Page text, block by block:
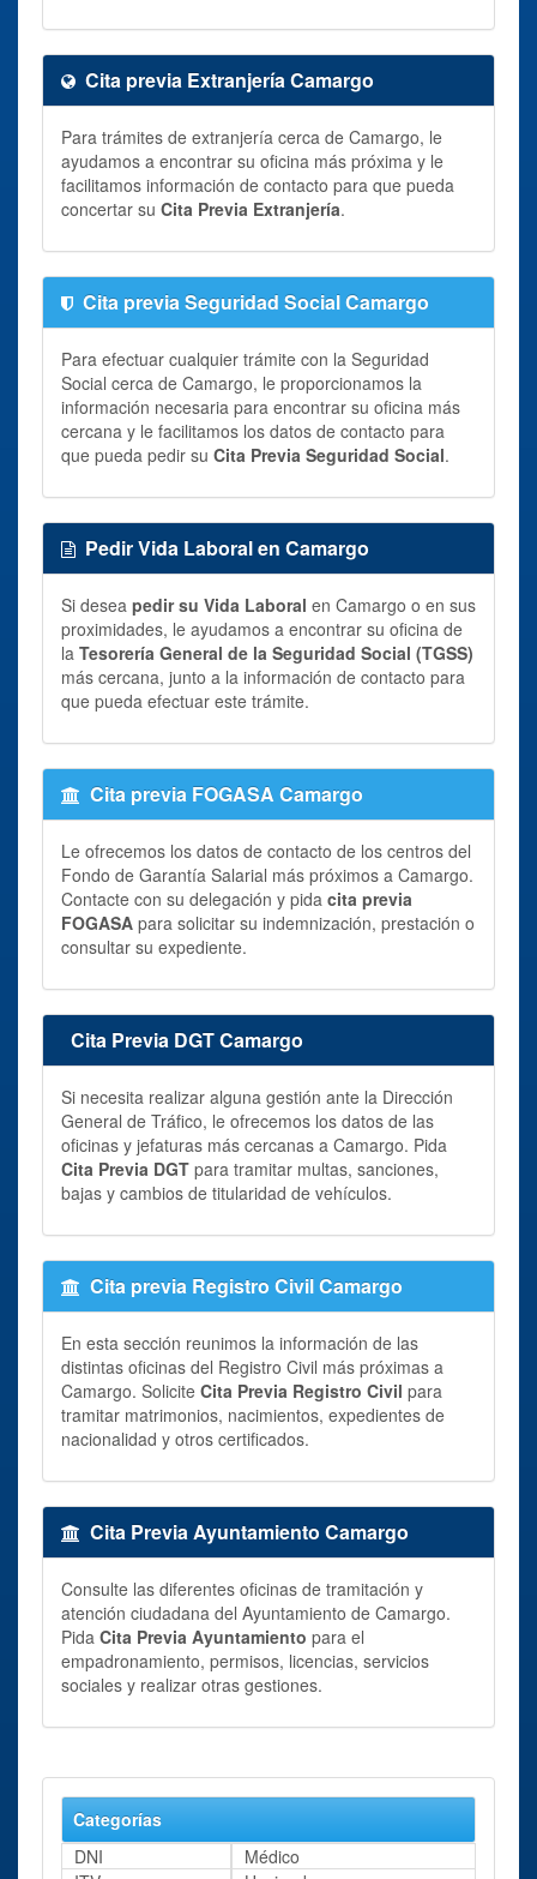
Cita previa Extranjería Camargo
Para trámites de extranjería cerca de Camargo, le
ayudamos a encontrar su oficina más próxima y le
facilitamos información de contacto para que pueda
concertar su Cita Previa Extranjería.
Cita previa Seguridad Social Camargo
Para efectuar cualquier trámite con la Seguridad
Social cerca de Camargo, le proporcionamos la
información necesaria para encontrar su oficina más
cercana y le facilitamos los datos de contacto para
que pueda pedir su Cita Previa Seguridad Social.
Pedir Vida Laboral en Camargo
Si desea pedir su Vida Laboral en Camargo o en sus
proximidades, le ayudamos a encontrar su oficina de
la Tesorería General de la Seguridad Social (TGSS)
más cercana, junto a la información de contacto para
que pueda efectuar este trámite.
Cita previa FOGASA Camargo
Le ofrecemos los datos de contacto de los centros del
Fondo de Garantía Salarial más próximos a Camargo.
Contacte con su delegación y pida cita previa
FOGASA para solicitar su indemnización, prestación o
consultar su expediente.
Cita Previa DGT Camargo
Si necesita realizar alguna gestión ante la Dirección
General de Tráfico, le ofrecemos los datos de las
oficinas y jefaturas más cercanas a Camargo. Pida
Cita Previa DGT para tramitar multas, sanciones,
bajas y cambios de titularidad de vehículos.
Cita previa Registro Civil Camargo
En esta sección reunimos la información de las
distintas oficinas del Registro Civil más próximas a
Camargo. Solicite Cita Previa Registro Civil para
tramitar matrimonios, nacimientos, expedientes de
nacionalidad y otros certificados.
Cita Previa Ayuntamiento Camargo
Consulte las diferentes oficinas de tramitación y
atención ciudadana del Ayuntamiento de Camargo.
Pida Cita Previa Ayuntamiento para el
empadronamiento, permisos, licencias, servicios
sociales y realizar otras gestiones.
Categorías
DNI
Médico